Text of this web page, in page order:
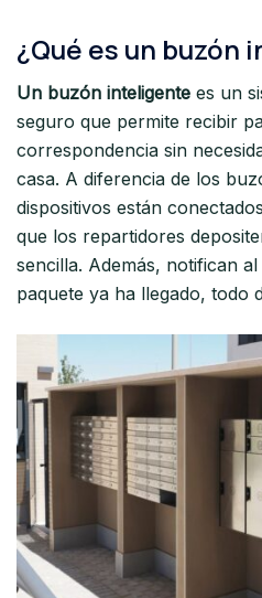
¿Qué es un buzón
Un buzón inteligente es un
seguro que permite recibir
correspondencia sin
casa. A diferencia de los
dispositivos están
que los repartidores
sencilla. Además, notifican
paquete ya ha llegado, todo